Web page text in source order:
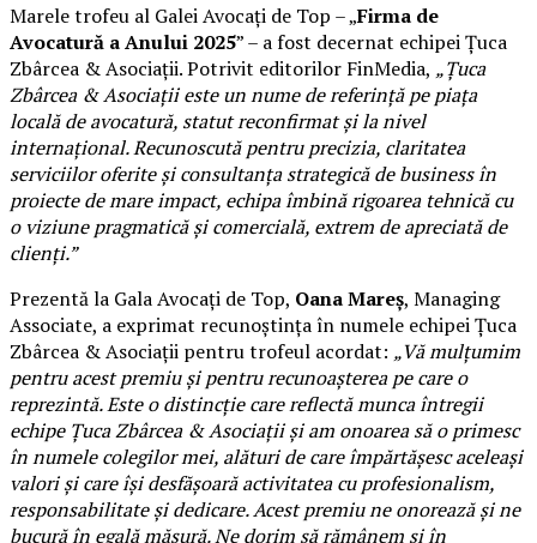
Marele trofeu al Galei Avocați de Top – „Firma de
Avocatură a Anului 2025” – a fost decernat echipei Țuca
Zbârcea & Asociații. Potrivit editorilor FinMedia, „Țuca
Zbârcea & Asociații este un nume de referință pe piața
locală de avocatură, statut reconfirmat și la nivel
internațional. Recunoscută pentru precizia, claritatea
serviciilor oferite și consultanța strategică de business în
proiecte de mare impact, echipa îmbină rigoarea tehnică cu
o viziune pragmatică și comercială, extrem de apreciată de
clienți.”
Prezentă la Gala Avocați de Top, Oana Mareș, Managing
Associate, a exprimat recunoștința în numele echipei Țuca
Zbârcea & Asociații pentru trofeul acordat: „Vă mulțumim
pentru acest premiu și pentru recunoașterea pe care o
reprezintă. Este o distincție care reflectă munca întregii
echipe Țuca Zbârcea & Asociații și am onoarea să o primesc
în numele colegilor mei, alături de care împărtășesc aceleași
valori și care își desfășoară activitatea cu profesionalism,
responsabilitate și dedicare. Acest premiu ne onorează și ne
bucură în egală măsură. Ne dorim să rămânem și în